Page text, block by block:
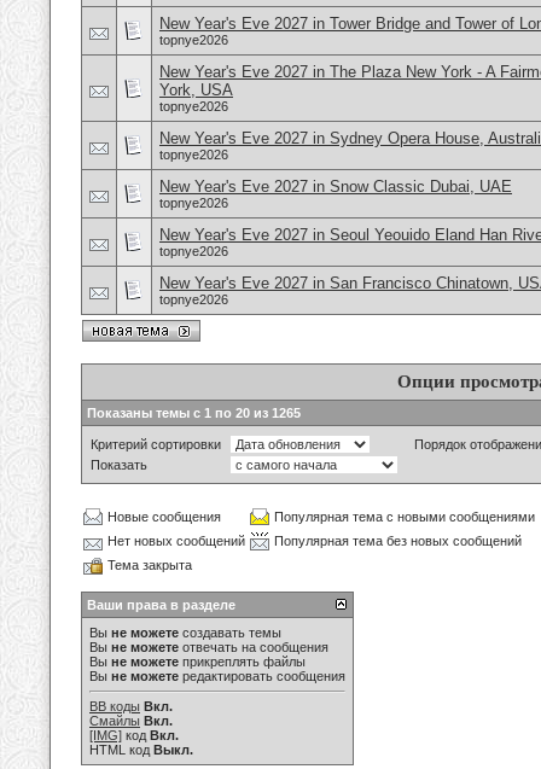
New Year's Eve 2027 in Tower Bridge and Tower of
topnye2026
New Year's Eve 2027 in The Plaza New York - A
York, USA
topnye2026
New Year's Eve 2027 in Sydney Opera House,
topnye2026
New Year's Eve 2027 in Snow Classic Dubai, UAE
topnye2026
New Year's Eve 2027 in Seoul Yeouido Eland Han
topnye2026
New Year's Eve 2027 in San Francisco Chinatown,
topnye2026
Опции
Показаны темы с 1 по 20 из 1265
Критерий сортировки
Порядок
Показать
Новые сообщения
Популярная тема с новыми сообщениями
Нет новых сообщений
Популярная тема без новых сообщений
Тема закрыта
Ваши права в разделе
Вы не можете создавать темы
Вы не можете отвечать на сообщения
Вы не можете прикреплять файлы
Вы не можете редактировать сообщения
BB коды Вкл.
Смайлы Вкл.
[IMG] код Вкл.
HTML код Выкл.